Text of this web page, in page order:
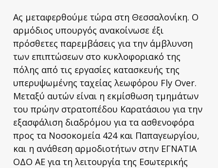
Ας μεταφερθούμε τώρα στη Θεσσαλονίκη. Ο
αρμόδιος υπουργός ανακοίνωσε έξι
πρόσθετες παρεμβάσεις για την άμβλυνση
των επιπτώσεων στο κυκλοφοριακό της
πόλης από τις εργασίες κατασκευής της
υπερυψωμένης ταχείας λεωφόρου Fly Over.
Μεταξύ αυτών είναι η εκμίσθωση τμημάτων
του πρώην στρατοπέδου Καρατάσιου για την
εξασφάλιση διαδρόμου για τα ασθενοφόρα
προς τα Νοσοκομεία 424 και Παπαγεωργίου,
και η ανάθεση αρμοδιοτήτων στην ΕΓΝΑΤΙΑ
ΟΔΟ ΑΕ για τη λειτουργία της Εσωτερικής